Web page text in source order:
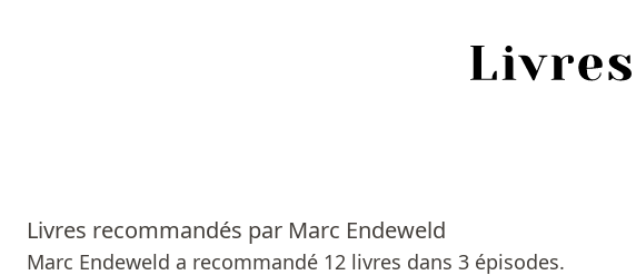
Livres recommandés par Marc Endeweld
Marc Endeweld a recommandé 12 livres dans 3 épisodes.
Sources